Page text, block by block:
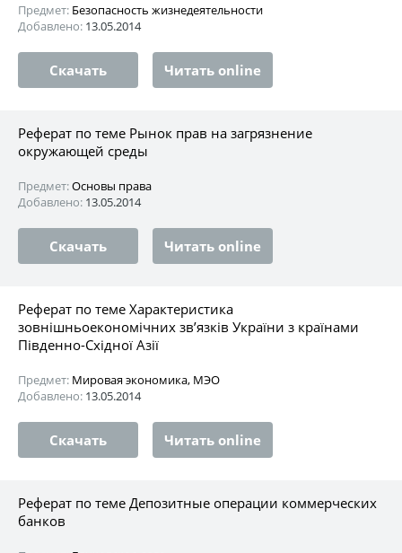
Предмет: Безопасность жизнедеятельности
Добавлено: 13.05.2014
Скачать Читать online
Реферат по теме Рынок прав на загрязнение
окружающей среды
Предмет:Основы права
Добавлено: 13.05.2014
Скачать Читать online
Реферат по теме Характеристика
зовнішньоекономічних зв’язків України з країнами
Південно-Східної Азії
Предмет: Мировая экономика, МЭО
Добавлено: 13.05.2014
Скачать Читать online
Реферат по теме Депозитные операции коммерческих
банков